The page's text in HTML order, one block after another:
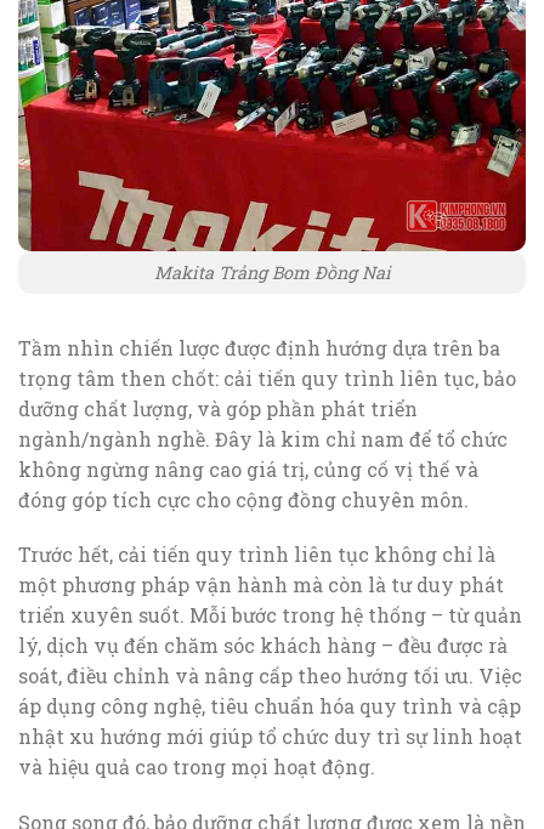
Makita Trảng Bom Đồng Nai
Tầm nhìn chiến lược được định hướng dựa trên ba
trọng tâm then chốt: cải tiến quy trình liên tục, bảo
dưỡng chất lượng, và góp phần phát triển
ngành/ngành nghề. Đây là kim chỉ nam để tổ chức
không ngừng nâng cao giá trị, củng cố vị thế và
đóng góp tích cực cho cộng đồng chuyên môn.
Trước hết, cải tiến quy trình liên tục không chỉ là
một phương pháp vận hành mà còn là tư duy phát
triển xuyên suốt. Mỗi bước trong hệ thống – từ quản
lý, dịch vụ đến chăm sóc khách hàng – đều được rà
soát, điều chỉnh và nâng cấp theo hướng tối ưu. Việc
áp dụng công nghệ, tiêu chuẩn hóa quy trình và cập
nhật xu hướng mới giúp tổ chức duy trì sự linh hoạt
và hiệu quả cao trong mọi hoạt động.
Song song đó, bảo dưỡng chất lượng được xem là nền